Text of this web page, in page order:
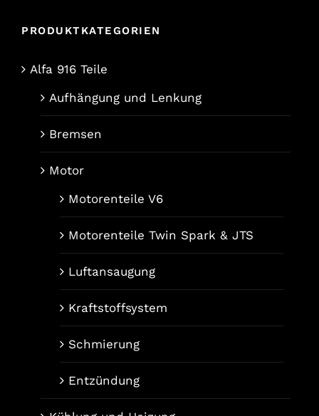
PRODUKTKATEGORIEN
Alfa 916 Teile
Aufhängung und Lenkung
Bremsen
Motor
Motorenteile V6
Motorenteile Twin Spark & JTS
Luftansaugung
Kraftstoffsystem
Schmierung
Entzündung